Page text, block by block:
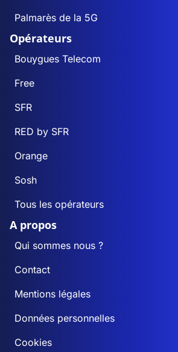
Palmarès de la 5G
Opérateurs
Bouygues Telecom
Free
SFR
RED by SFR
Orange
Sosh
Tous les opérateurs
A propos
Qui sommes nous ?
Contact
Mentions légales
Données personnelles
Cookies